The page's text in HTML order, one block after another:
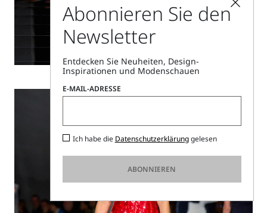
Abonnieren Sie den
Newsletter
Entdecken Sie Neuheiten, Design-
Inspirationen und Modenschauen
E-MAIL-ADRESSE
Ich habe die Datenschutzerklärunggelesen
ABONNIEREN